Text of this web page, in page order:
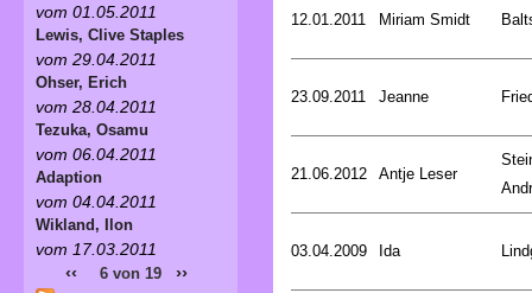
12.01.2011 Miriam Smidt
23.09.2011 Jeanne
21.06.2012 Antje Leser
03.04.2009 Ida
vom 01.05.2011
Lewis, Clive Staples
vom 29.04.2011
Ohser, Erich
vom 28.04.2011
Tezuka, Osamu
vom 06.04.2011
Adaption
vom 04.04.2011
Wikland, Ilon
vom 17.03.2011
‹‹ 6 von 19 ››